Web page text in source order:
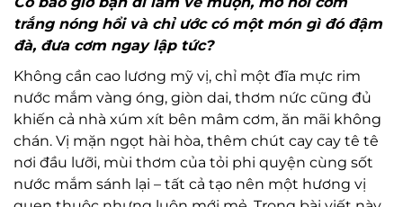
trắng nóng hổi và chỉ ước có một món gì đó đậm
đà, đưa cơm ngay lập tức?
Không cần cao lương mỹ vị, chỉ một đĩa mực rim
nước mắm vàng óng, giòn dai, thơm nức cũng đủ
khiến cả nhà xúm xít bên mâm cơm, ăn mãi không
chán. Vị mặn ngọt hài hòa, thêm chút cay cay tê tê
nơi đầu lưỡi, mùi thơm của tỏi phi quyện cùng sốt
nước mắm sánh lại – tất cả tạo nên một hương vị